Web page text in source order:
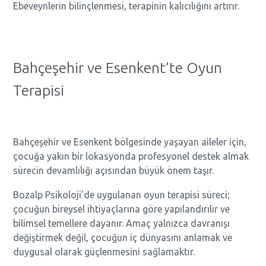
Ebeveynlerin bilinçlenmesi, terapinin kalıcılığını artırır.
Bahçeşehir ve Esenkent’te Oyun
Terapisi
Bahçeşehir ve Esenkent bölgesinde yaşayan aileler için,
çocuğa yakın bir lokasyonda profesyonel destek almak
sürecin devamlılığı açısından büyük önem taşır.
Bozalp Psikoloji’de uygulanan oyun terapisi süreci;
çocuğun bireysel ihtiyaçlarına göre yapılandırılır ve
bilimsel temellere dayanır. Amaç yalnızca davranışı
değiştirmek değil, çocuğun iç dünyasını anlamak ve
duygusal olarak güçlenmesini sağlamaktır.